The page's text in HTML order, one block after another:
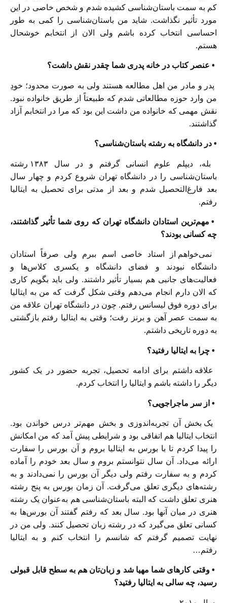
کم به سمت باستان‌شناسی کشیده شدم و شخص خاصی در این
مورد تأثیر نگذاشت. شاید من باستان‌شناسی را کمی به طور
احساسی انتخاب کرده باشم ولی الان از انتخابم خوشحال
هستم.
• عنصر کتاب در خانه پدری شما چقدر نقش داشت؟
پدر و مادر من اهل مطالعه هستند ولی به صورت محدود؛ خودِ
من وارد حوزه مطالعاتی شدم که طبیعتاً از طریق خانواده نبود.
نقش مهمی که خانواده من داشت این بود که مرا در انتخابم آزاد
گذاشتند.
• در دانشگاه به رشته باستان‌شناسی؟
بله، دیپلم علوم انسانی گرفتم و در سال ۱۳۸۳ رشته
باستان‌شناسی را در دانشگاه تهران شروع کردم و چهار سال
بعد فارغ‌التحصیل شدم و بعد از مدتی برای تحصیل به ایتالیا
رفتم.
• مهم‌ترین استادان دانشگاه تهران که روی شما تأثیر گذاشتند،
چه کسانی بودند؟
نمی‌خواهم از استاد خاصی اسم ببرم ولی صرفاً استادان
دانشگاه نبودند و فضای دانشگاه و یکسری کلاس‌ها و
فعالیت‌های جانبی هم بسیار تأثیر داشتند. ولی باید بگویم کاری
که الان دارم انجام می‌دهم وقتی شکل گرفت که من به ایتالیا
برای دوره فوق لیسانس رفتم. چون در دانشگاه تهران علاقه من
به سمت عصر آهن و برنز رفت؛ وقتی به ایتالیا رفتم بازگشتی
به دوره تاریخی داشتم.
• چرا به ایتالیا رفتید؟
علاقه داشتم برای ادامه تحصیل، تجربه حضور در یک کشور
دیگر را داشته باشم و ایتالیا را انتخاب کردم.
• از سر ماجراجویی؟
یک بخش آن تجربه‌اندوزی و بخش مهم‌تر درس خواندن بود.
انتخاب ایتالیا هم اتفاقی بود و شرایطی پیش آمد که من امکانش
را پیدا کردم تا با بورس به ایتالیا بروم و آن بورس را سفارت
ارائه می‌داد. آن سال نتوانستم بروم و سال بعد خودم را آماده
کردم و به سفارت رفتم ولی دیگر آن بورس را نمی‌دادند و به
رشته‌های دیگری تعلق می‌گرفت. آن زمان بورس به پنج رشته
هنری تعلق داشت که البته باستان‌شناسی هم به‌عنوان یک رشته
هنری در میان آنها بود. سال بعد که رفتم گفتند آن بورس‌ها به
کسانی تعلق می‌گیرد که در رشته زبان تحصیل کنند. ولی من در
نهایت تصمیم گرفتم که شانسم را انتخاب کنم و به ایتالیا
رفتم…
• وقتی کارهای شما مهیا شد و زبان‌تان هم به سطح قابل قبولی
رسید، چه سالی به ایتالیا رفتید؟